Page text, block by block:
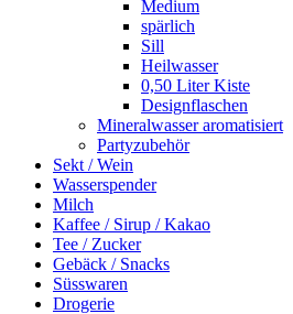
Medium
spärlich
Sill
Heilwasser
0,50 Liter Kiste
Designflaschen
Mineralwasser aromatisiert
Partyzubehör
Sekt / Wein
Wasserspender
Milch
Kaffee / Sirup / Kakao
Tee / Zucker
Gebäck / Snacks
Süsswaren
Drogerie